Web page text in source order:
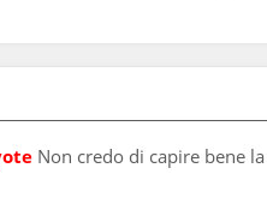
Non credo di capire bene